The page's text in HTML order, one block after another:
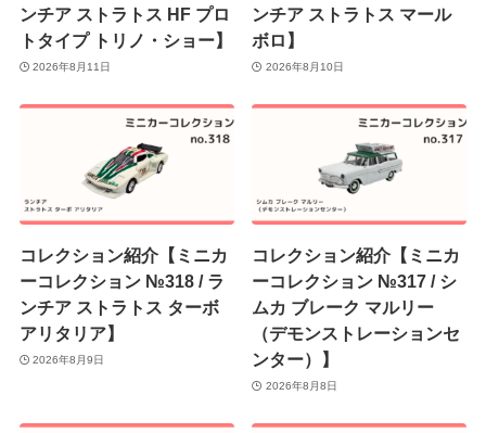
ンチア ストラトス HF プロ
トタイプ トリノ・ショー】
2026年8月11日
ンチア ストラトス マール
ボロ】
2026年8月10日
コレクション紹介【ミニカ
ーコレクション №318 / ラ
ンチア ストラトス ターボ
アリタリア】
2026年8月9日
コレクション紹介【ミニカ
ーコレクション №317 / シ
ムカ ブレーク マルリー
（デモンストレーションセ
ンター）】
2026年8月8日